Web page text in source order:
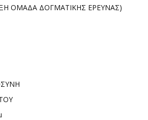
ΟΜΑΔΑ ΔΟΓΜΑΤΙΚΗΣ ΕΡΕΥΝΑΣ)